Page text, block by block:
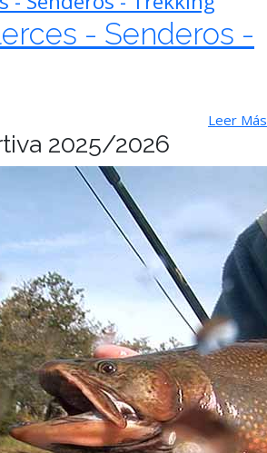
- Senderos -
Leer Más
2025/2026